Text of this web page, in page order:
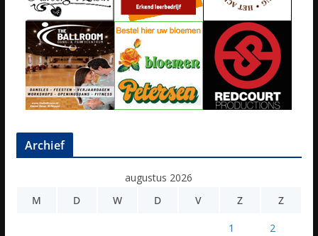
Archief
augustus 2026
M
D W D V Z Z
1 2